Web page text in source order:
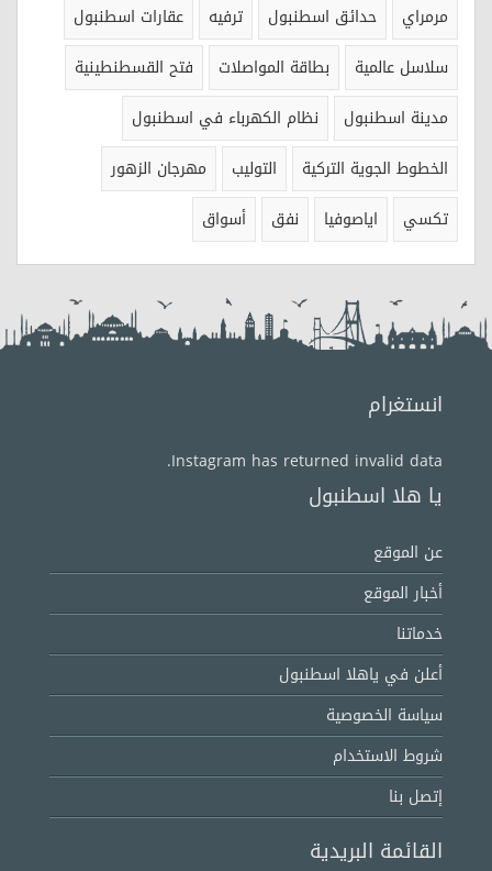
مرمراي
حدائق اسطنبول ترفيه
عقارات اسطنبول
سلاسل عالمية
بطاقة المواصلات
فتح القسطنطينية
مدينة اسطنبول
نظام الكهرباء في اسطنبول
الخطوط الجوية التركية
التوليب
مهرجان الزهور
تكسي
اياصوفيا نفق أسواق
انستغرام
Instagram has returned invalid data.
يا هلا اسطنبول
عن الموقع
أخبار الموقع
خدماتنا
أعلن في ياهلا اسطنبول
سياسة الخصوصية
شروط الاستخدام
إتصل بنا
القائمة البريدية